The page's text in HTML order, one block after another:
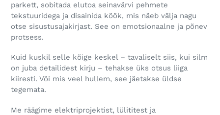
parkett, sobitada elutoa seinavärvi pehmete
tekstuuridega ja disainida köök, mis näeb välja nagu
otse sisustusajakirjast. See on emotsionaalne ja põnev
protsess.
Kuid kuskil selle kõige keskel – tavaliselt siis, kui silm
on juba detailidest kirju – tehakse üks otsus liiga
kiiresti. Või mis veel hullem, see jäetakse üldse
tegemata.
Me räägime elektriprojektist, lülititest ja